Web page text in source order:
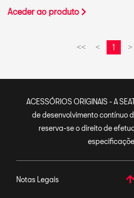
Aceder ao produto
<< < 1 >
ACESSÓRIOS ORIGINAIS - A
de desenvolvimento contínuo
reserva-se o direito de
Notas Legais